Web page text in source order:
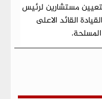
مستشارين لرئيس
القائد الاعلى